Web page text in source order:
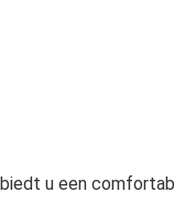
u een